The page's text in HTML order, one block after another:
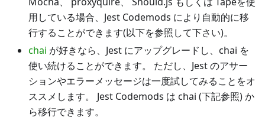
用している場合、Jest Codemods により自動的に移
行することができます(以下を参照して下さい)。
chai が好きなら、Jest にアップグレードし、chai を
使い続けることができます。 ただし、Jest のアサー
ションやエラーメッセージは一度試してみることをオ
ススメします。 Jest Codemods は chai (下記参照) か
ら移行できます。